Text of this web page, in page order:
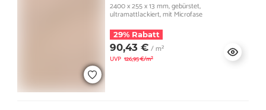
2400 x 255 x 13 mm, gebürstet,
ultramattlackiert, mit Microfase
29% Rabatt
90,43 € / m²
UVP 126,95 €/m²